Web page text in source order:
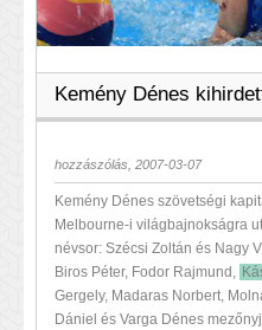
Kemény Dénes
hozzászólás, 2007-03-07
Kemény Dénes szövetségi
Melbourne-i világbajnokságra
névsor: Szécsi Zoltán és Nagy
Biros Péter, Fodor Rajmund,
Gergely, Madaras Norbert,
Dániel és Varga Dénes